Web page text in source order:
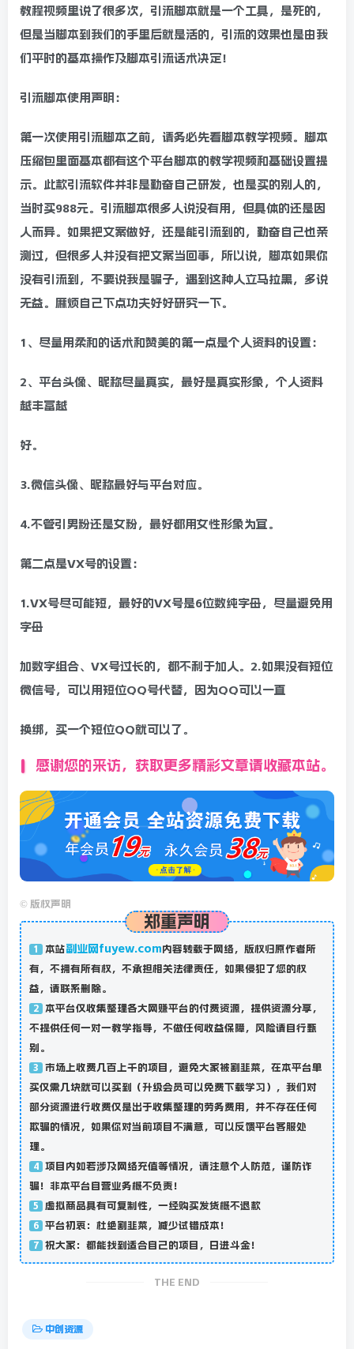
教程视频里说了很多次，引流脚本就是一个工具，是死的，
但是当脚本到我们的手里后就是活的，引流的效果也是由我
们平时的基本操作及脚本引流话术决定！
引流脚本使用声明：
第一次使用引流脚本之前，请务必先看脚本教学视频。脚本
压缩包里面基本都有这个平台脚本的教学视频和基础设置提
示。此款引流软件并非是勤奋自己研发，也是买的别人的，
当时买988元。引流脚本很多人说没有用，但具体的还是因
人而异。如果把文案做好，还是能引流到的，勤奋自己也亲
测过，但很多人并没有把文案当回事，所以说，脚本如果你
没有引流到，不要说我是骗子，遇到这种人立马拉黑，多说
无益。麻烦自己下点功夫好好研究一下。
1、尽量用柔和的话术和赞美的第一点是个人资料的设置：
2、平台头像、昵称尽量真实，最好是真实形象，个人资料
越丰富越
好。
3.微信头像、昵称最好与平台对应。
4.不管引男粉还是女粉，最好都用女性形象为宜。
第二点是VX号的设置：
1.VX号尽可能短，最好的VX号是6位数纯字母，尽量避免用
字母
加数字组合、VX号过长的，都不利于加人。2.如果没有短位
微信号，可以用短位QQ号代替，因为QQ可以一直
换绑，买一个短位QQ就可以了。
感谢您的来访，获取更多精彩文章请收藏本站。
© 版权声明
郑重声明
1 本站副业网fuyew.com内容转载于网络，版权归原作者所
有，不拥有所有权，不承担相关法律责任，如果侵犯了您的权
益，请联系删除。
2 本平台仅收集整理各大网赚平台的付费资源，提供资源分享，
不提供任何一对一教学指导，不做任何收益保障，风险请自行甄
别。
3 市场上收费几百上千的项目，避免大家被割韭菜，在本平台单
买仅需几块就可以买到（升级会员可以免费下载学习），我们对
部分资源进行收费仅是出于收集整理的劳务费用，并不存在任何
欺骗的情况，如果你对当前项目不满意，可以反馈平台客服处
理。
4 项目内如若涉及网络充值等情况，请注意个人防范，谨防诈
骗！非本平台自营业务概不负责！
5 虚拟商品具有可复制性，一经购买发货概不退款
6 平台初衷：杜绝割韭菜，减少试错成本！
7 祝大家：都能找到适合自己的项目，日进斗金！
THE END
中创资源